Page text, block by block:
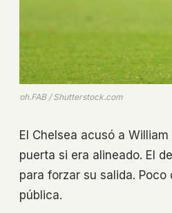
ph.FAB / Shutterstock.com
El Chelsea acusó a
puerta si era alineado. El
para forzar su salida.
pública.